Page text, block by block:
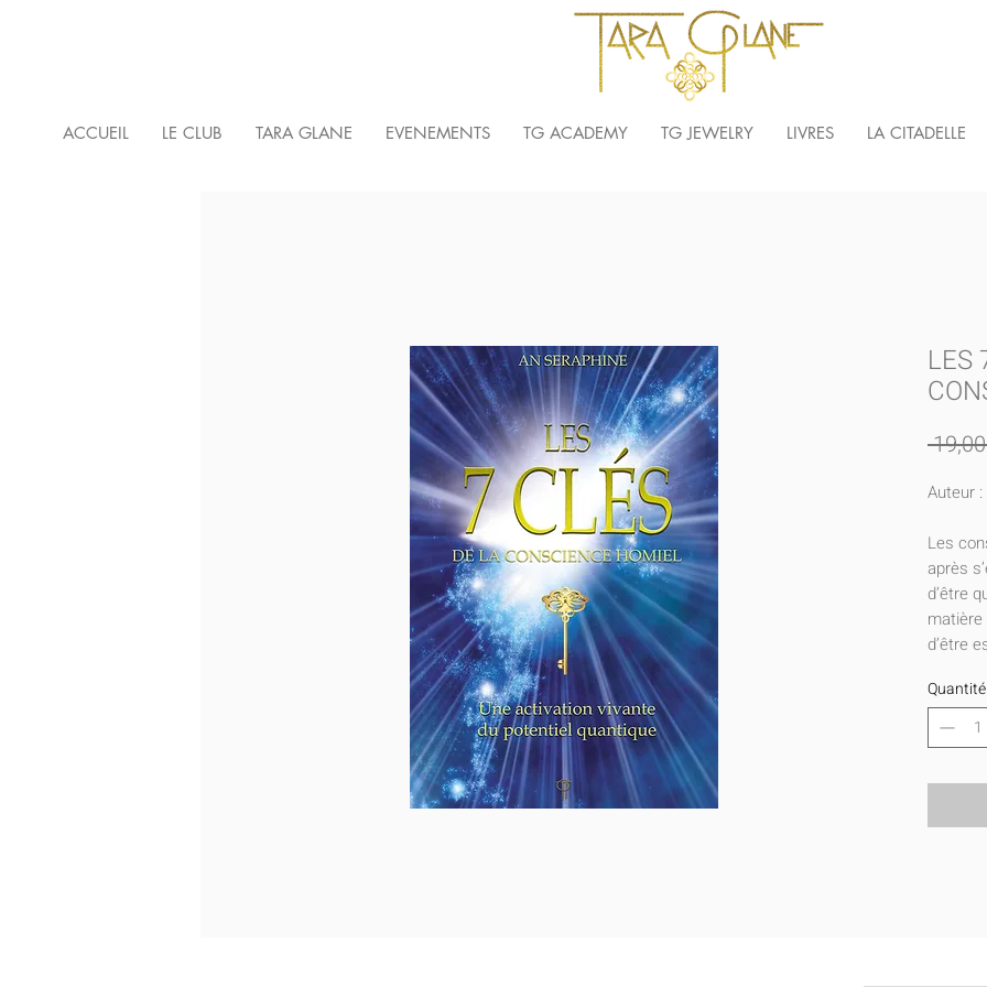
ACCUEIL LE CLUB TARA GLANE EVENEMENTS TG ACADEMY TG JEWELRY LIVRES LA CITADELLE
LES
Auteur
Les
après
d’être
d’être
toute la
l’ADN
Quantité